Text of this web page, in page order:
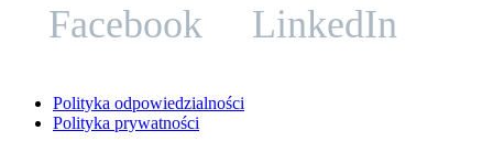
Facebook LinkedIn
Polityka odpowiedzialności
Polityka prywatności